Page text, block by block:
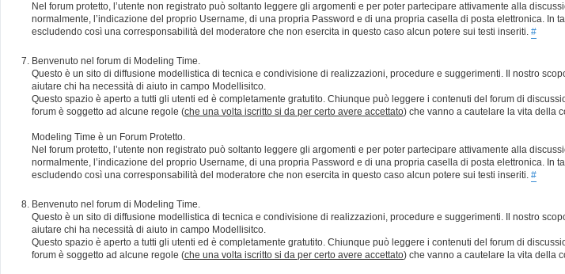
Nel forum protetto, l’utente non registrato può soltanto leggere gli argomenti e per poter partecipare attivamente alla
normalmente, l’indicazione del proprio Username, di una propria Password e di una propria casella di posta elettronica.
escludendo così una corresponsabilità del moderatore che non esercita in questo caso alcun potere sui testi inseriti. #
Benvenuto nel forum di Modeling Time.
Questo è un sito di diffusione modellistica di tecnica e condivisione di realizzazioni, procedure e suggerimenti. Il nostro
aiutare chi ha necessità di aiuto in campo Modellisitco.
Questo spazio è aperto a tutti gli utenti ed è completamente gratutito. Chiunque può leggere i contenuti del forum di
forum è soggetto ad alcune regole (che una volta iscritto si da per certo avere accettato) che vanno a cautelare la vita della
Modeling Time è un Forum Protetto.
Nel forum protetto, l’utente non registrato può soltanto leggere gli argomenti e per poter partecipare attivamente alla
normalmente, l’indicazione del proprio Username, di una propria Password e di una propria casella di posta elettronica.
escludendo così una corresponsabilità del moderatore che non esercita in questo caso alcun potere sui testi inseriti. #
Benvenuto nel forum di Modeling Time.
Questo è un sito di diffusione modellistica di tecnica e condivisione di realizzazioni, procedure e suggerimenti. Il nostro
aiutare chi ha necessità di aiuto in campo Modellisitco.
Questo spazio è aperto a tutti gli utenti ed è completamente gratutito. Chiunque può leggere i contenuti del forum di
forum è soggetto ad alcune regole (che una volta iscritto si da per certo avere accettato) che vanno a cautelare la vita della